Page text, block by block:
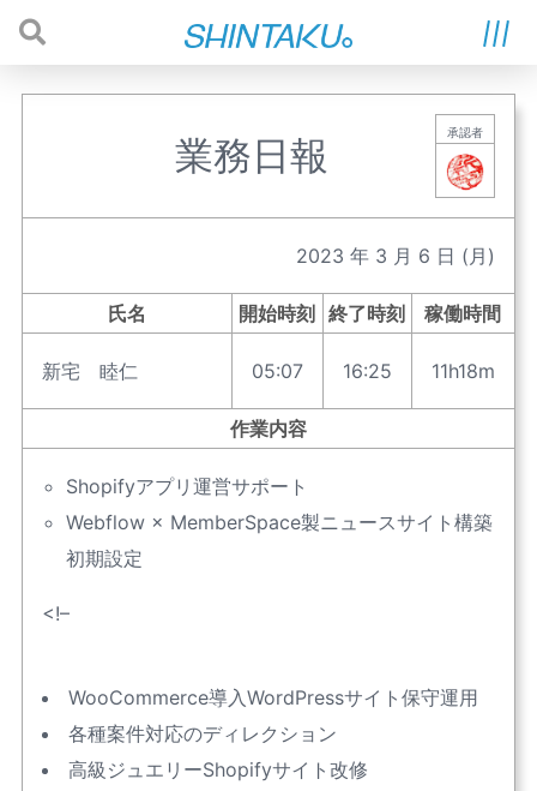
業務日報 承認者
2023 年 3 月 6 日 (月)
氏名 開始時刻 終了時刻 稼働時間
新宅 睦仁 05:07 16:25 11h18m
作業内容
Shopifyアプリ運営サポート
Webflow × MemberSpace製ニュースサイト構築
初期設定
<!–
WooCommerce導入WordPressサイト保守運用
各種案件対応のディレクション
高級ジュエリーShopifyサイト改修